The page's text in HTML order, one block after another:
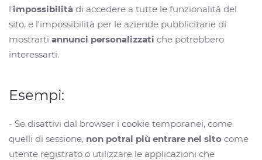
l'impossibilità di accedere a tutte le funzionalità del
sito, e l'impossibilità per le aziende pubblicitarie di
mostrarti annunci personalizzati che potrebbero
interessarti.
Esempi:
- Se disattivi dal browser i cookie temporanei, come
quelli di sessione, non potrai più entrare nel sito come
utente registrato o utilizzare le applicazioni che